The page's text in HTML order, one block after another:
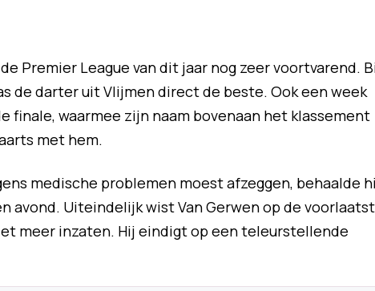
Premier League van dit jaar nog zeer voortvarend.
de darter uit Vlijmen direct de beste. Ook een week
finale, waarmee zijn naam bovenaan het klassement
met hem.
medische problemen moest afzeggen, behaalde
avond. Uiteindelijk wist Van Gerwen op de
meer inzaten. Hij eindigt op een teleurstellende